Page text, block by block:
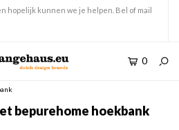
hopelijk kunnen we je helpen. Bel of mail
0
bepurehome hoekbank